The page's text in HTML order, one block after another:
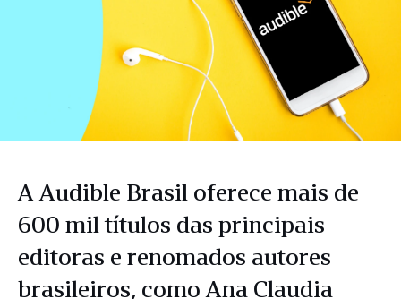
A Audible Brasil oferece mais de
600 mil títulos das principais
editoras e renomados autores
brasileiros, como Ana Claudia